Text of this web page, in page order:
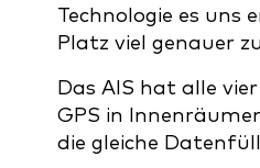
Technologie es uns
Platz viel genauer
Das AIS hat alle
GPS in
die gleiche